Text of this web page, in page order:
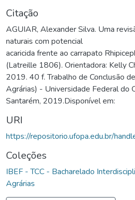
Citação
AGUIAR, Alexander Silva. Uma
naturais com potencial
acaricida frente ao carrapato
(Latreille 1806). Orientadora: Kelly
2019. 40 f. Trabalho de Conclusão
Agrárias) - Universidade Federal do
Santarém, 2019.Disponível em:
URI
https://repositorio.ufopa.edu.br/
Coleções
IBEF - TCC - Bacharelado
Agrárias